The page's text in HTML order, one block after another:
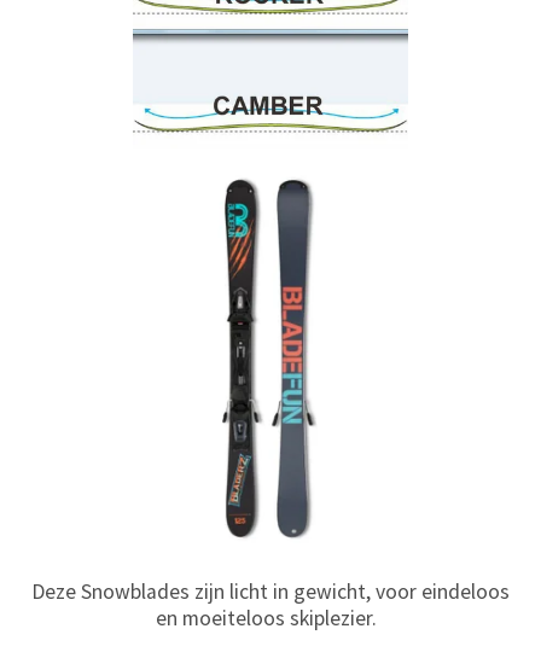
Deze Snowblades zijn licht in gewicht, voor eindeloos
en moeiteloos skiplezier.